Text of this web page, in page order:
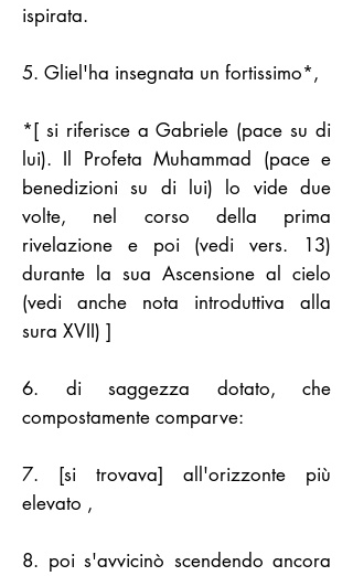
ispirata.
5. Gliel'ha insegnata un fortissimo*,
*[ si riferisce a Gabriele (pace su di
lui). Il Profeta Muhammad (pace e
benedizioni su di lui) lo vide due
volte, nel corso della prima
rivelazione e poi (vedi vers. 13)
durante la sua Ascensione al cielo
(vedi anche nota introduttiva alla
sura XVII) ]
6. di saggezza dotato, che
compostamente comparve:
7. [si trovava] all'orizzonte più
elevato ,
8. poi s'avvicinò scendendo ancora